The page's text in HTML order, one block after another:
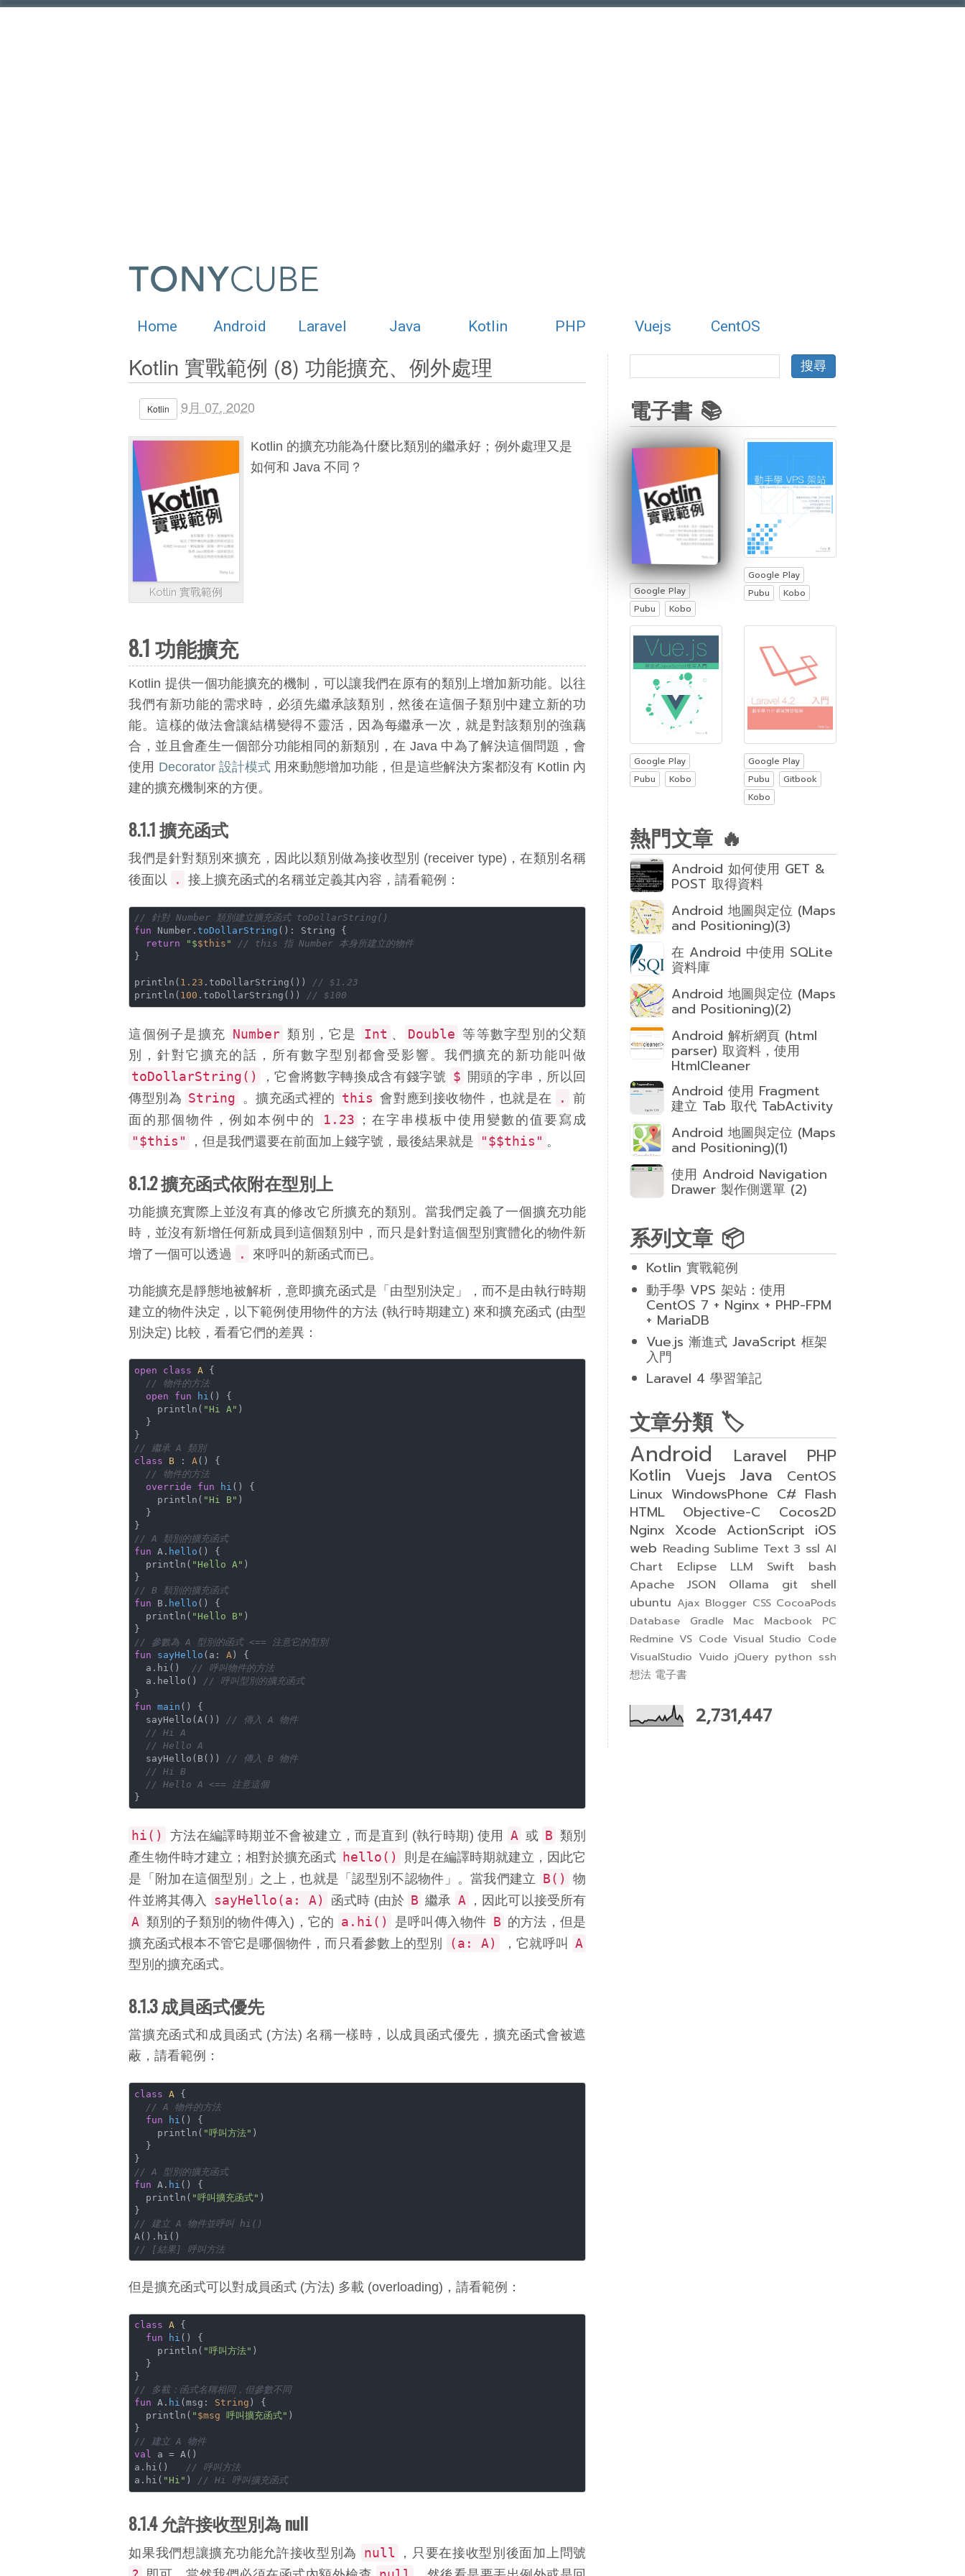
Home Android Laravel Java Kotlin PHP Vuejs CentOS
Kotlin 實戰範例 (8) 功能擴充、例外處理
Kotlin 9月 07, 2020
Kotlin 實戰範例
Kotlin 的擴充功能為什麼比類別的繼承好；例外處理又是
如何和 Java 不同？
8.1 功能擴充
Kotlin 提供一個功能擴充的機制，可以讓我們在原有的類別上增加新功能。以往
我們有新功能的需求時，必須先繼承該類別，然後在這個子類別中建立新的功
能。這樣的做法會讓結構變得不靈活，因為每繼承一次，就是對該類別的強藕
合，並且會產生一個部分功能相同的新類別，在 Java 中為了解決這個問題，會
使用 Decorator 設計模式用來動態增加功能，但是這些解決方案都沒有 Kotlin 內
建的擴充機制來的方便。
8.1.1 擴充函式
我們是針對類別來擴充，因此以類別做為接收型別 (receiver type)，在類別名稱
後面以
. 接上擴充函式的名稱並定義其內容，請看範例：
// 針對 Number 類別建立擴充函式 toDollarString()
fun Number. toDollarString () : String {
return
"$$this "
// this 指 Number 本身所建立的物件
}
println( 1.23 .toDollarString()) // $1.23
println( 100 .toDollarString()) // $100
這個例子是擴充 Number 類別，它是 Int 、 Double 等等數字型別的父類
別，針對它擴充的話，所有數字型別都會受影響。我們擴充的新功能叫做
toDollarString() ，它會將數字轉換成含有錢字號 $ 開頭的字串，所以回
傳型別為 String 。擴充函式裡的 this 會對應到接收物件，也就是在 .
前
面的那個物件，例如本例中的
1.23 ；在字串模板中使用變數的值要寫成
"$this" ，但是我們還要在前面加上錢字號，最後結果就是 "$$this" 。
8.1.2 擴充函式依附在型別上
功能擴充實際上並沒有真的修改它所擴充的類別。當我們定義了一個擴充功能
時，並沒有新增任何新成員到這個類別中，而只是針對這個型別實體化的物件新
增了一個可以透過
. 來呼叫的新函式而已。
功能擴充是靜態地被解析，意即擴充函式是「由型別決定」，而不是由執行時期
建立的物件決定，以下範例使用物件的方法 (執行時期建立) 來和擴充函式 (由型
別決定) 比較，看看它們的差異：
open class A
{
// 物件的方法
open
fun hi ()
{
    println(
"Hi A" )
// 繼承 A 類別
class
B : A () {
// 物件的方法
override
fun hi ()
{
    println(
"Hi B" )
// A 類別的擴充函式
fun A. hello ()
{
  println(
"Hello A" )
// B 類別的擴充函式
fun B. hello ()
{
  println(
"Hello B" )
// 參數為 A 型別的函式 <== 注意它的型別
fun
sayHello (a: A )
{
  a.hi()
// 呼叫物件的方法
  a.hello()
// 呼叫型別的擴充函式
fun main ()
{
  sayHello(A())
// 傳入 A 物件
// Hi A
// Hello A
  sayHello(B())
// 傳入 B 物件
// Hi B
// Hello A <== 注意這個
hi() 方法在編譯時期並不會被建立，而是直到 (執行時期) 使用 A 或 B 類別
產生物件時才建立；相對於擴充函式 hello()
則是在編譯時期就建立，因此它
是「附加在這個型別」之上，也就是「認型別不認物件」。當我們建立
B()
物
件並將其傳入
sayHello(a: A) 函式時 (由於 B 繼承 A ，因此可以接受所有
A 類別的子類別的物件傳入)，它的 a.hi() 是呼叫傳入物件 B 的方法，但是
擴充函式根本不管它是哪個物件，而只看參數上的型別
(a: A) ，它就呼叫 A
型別的擴充函式。
8.1.3 成員函式優先
當擴充函式和成員函式 (方法) 名稱一樣時，以成員函式優先，擴充函式會被遮
蔽，請看範例：
class A
{
// A 物件的方法
fun
hi ()
{
    println(
"呼叫方法" )
// A 型別的擴充函式
fun A. hi ()
{
  println(
"呼叫擴充函式" )
// 建立 A 物件並呼叫 hi()
// [結果] 呼叫方法
但是擴充函式可以對成員函式 (方法) 多載 (overloading)，請看範例：
class A
{
fun
hi ()
{
    println(
"呼叫方法" )
// 多載：函式名稱相同，但參數不同
fun A. hi (msg: String )
{
  println(
" $msg 呼叫擴充函式" )
// 建立 A 物件
val a = A()
a.hi() // 呼叫方法
a.hi( "Hi" ) // Hi 呼叫擴充函式
8.1.4 允許接收型別為 null
如果我們想讓擴充功能允許接收型別為 null ，只要在接收型別後面加上問號
電子書 📚
Google Play
Pubu
Kobo
Google Play
Pubu
Kobo
Google Play
Pubu
Kobo
Google Play
Pubu
Gitbook
Kobo
熱門文章 🔥
Android 如何使用 GET &
POST 取得資料
Android 地圖與定位 (Maps
and Positioning)(3)
在 Android 中使用 SQLite
資料庫
Android 地圖與定位 (Maps
and Positioning)(2)
Android 解析網頁 (html
parser) 取資料，使用
HtmlCleaner
Android 使用 Fragment
建立 Tab 取代 TabActivity
Android 地圖與定位 (Maps
and Positioning)(1)
使用 Android Navigation
Drawer 製作側選單 (2)
系列文章 📦
Kotlin 實戰範例
動手學 VPS 架站：使用
CentOS 7 + Nginx + PHP-FPM
+ MariaDB
Vue.js 漸進式 JavaScript 框架
入門
Laravel 4 學習筆記
文章分類 🏷
Android
Laravel
PHP
Kotlin
Vuejs Java
CentOS
Linux WindowsPhone C# Flash
HTML
Objective-C
Cocos2D
Nginx Xcode ActionScript iOS
web Reading Sublime Text 3 ssl AI
Chart
Eclipse LLM Swift
bash
Apache
JSON Ollama git
shell
ubuntu Ajax Blogger CSS CocoaPods
Database
Gradle Mac Macbook
PC
Redmine VS Code Visual Studio Code
VisualStudio Vuido jQuery python ssh
想法 電子書
2,731,447